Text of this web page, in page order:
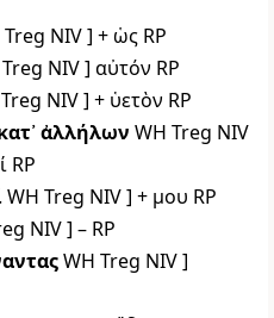
NIV ] + ὡς RP
NIV ] αὐτόν RP
NIV ] + ὑετὸν RP
ἀλλήλων WH Treg NIV
RP
WH Treg NIV ] + μου RP
NIV ] – RP
WH Treg NIV ]